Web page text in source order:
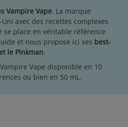
Vampire Vape. La marque
avec des recettes complexes
se place en véritable référence
et nous propose ici ses best-
le Pinkman.
Vape disponible en 10
ou bien en 50 mL.